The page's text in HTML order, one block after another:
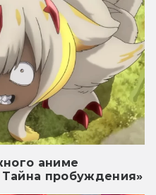
аниме
пробуждения»